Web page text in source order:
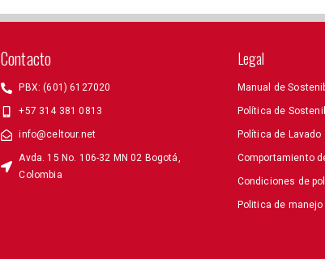
Contacto
PBX: (601) 6127020
+57 314 381 0813
info@celtour.net
Avda. 15 No. 106-32 MN 02 Bogotá,
Colombia
Legal
Manual de
Política de
Política de Lavado
Comportamiento
Condiciones de
Politica de